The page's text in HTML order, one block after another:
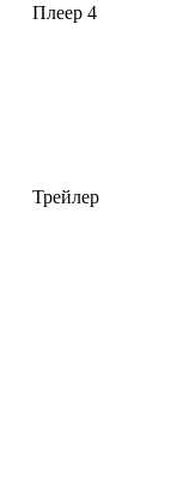
Плеер 4
Трейлер